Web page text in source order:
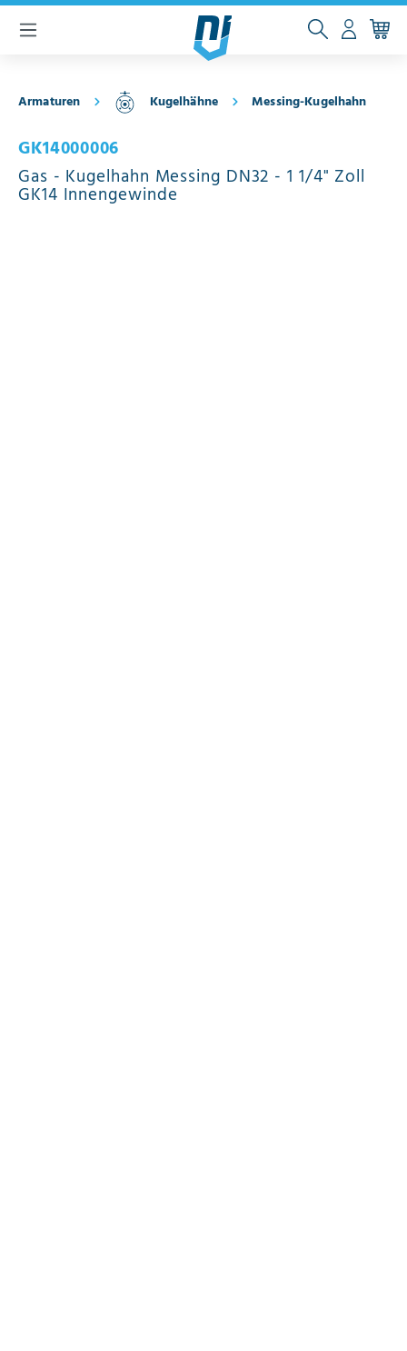
springen
Armaturen Kugelhähne Messing-Kugelhahn
GK14000006
Gas - Kugelhahn Messing DN32 - 1 1/4" Zoll
GK14 Innengewinde